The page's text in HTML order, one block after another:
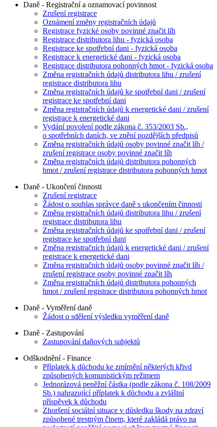
Daně - Registrační a oznamovací povinnost
Zrušení registrace
Oznámení změny registračních údajů
Registrace fyzické osoby povinné značit líh
Registrace distributora lihu - fyzická osoba
Registrace ke spotřební dani - fyzická osoba
Registrace k energetické dani - fyzická osoba
Registrace distributora pohonných hmot - fyzická osoba
Změna registračních údajů distributora lihu / zrušení
registrace distributora lihu
Změna registračních údajů ke spotřební dani / zrušení
registrace ke spotřební dani
Změna registračních údajů k energetické dani / zrušení
registrace k energetické dani
Vydání povolení podle zákona č. 353/2003 Sb.,
o spotřebních daních, ve znění pozdějších předpisů
Změna registračních údajů osoby povinné značit líh /
zrušení registrace osoby povinné značit líh
Změna registračních údajů distributora pohonných
hmot / zrušení registrace distributora pohonných hmot
Daně - Ukončení činnosti
Zrušení registrace
Žádost o souhlas správce daně s ukončením činnosti
Změna registračních údajů distributora lihu / zrušení
registrace distributora lihu
Změna registračních údajů ke spotřební dani / zrušení
registrace ke spotřební dani
Změna registračních údajů k energetické dani / zrušení
registrace k energetické dani
Změna registračních údajů osoby povinné značit líh /
zrušení registrace osoby povinné značit líh
Změna registračních údajů distributora pohonných
hmot / zrušení registrace distributora pohonných hmot
Daně - Vyměření daně
Žádost o sdělení výsledku vyměření daně
Daně - Zastupování
Zastupování daňových subjektů
Odškodnění - Finance
Příplatek k důchodu ke zmírnění některých křivd
způsobených komunistickým režimem
Jednorázová peněžní částka (podle zákona č. 108/2009
Sb.) nahrazující příplatek k důchodu a zvláštní
příspěvek k důchodu
Zhoršení sociální situace v důsledku škody na zdraví
způsobené trestným činem, které zakládá právo na